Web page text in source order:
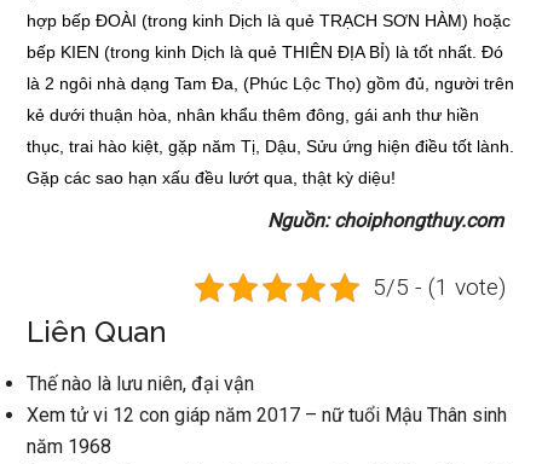
hợp bếp ĐOÀI (trong kinh Dịch là quẻ TRẠCH SƠN HÀM) hoặc
bếp KIEN (trong kinh Dịch là quẻ THIÊN ĐỊA BỈ) là tốt nhất. Đó
là 2 ngôi nhà dạng Tam Đa, (Phúc Lộc Thọ) gồm đủ, người trên
kẻ dưới thuận hòa, nhân khẩu thêm đông, gái anh thư hiền
thục, trai hào kiệt, gặp năm Tị, Dậu, Sửu ứng hiện điều tốt lành.
Gặp các sao hạn xấu đều lướt qua, thật kỳ diệu!
Nguồn: choiphongthuy.com
5/5 - (1 vote)
Liên Quan
Thế nào là lưu niên, đại vận
Xem tử vi 12 con giáp năm 2017 – nữ tuổi Mậu Thân sinh
năm 1968